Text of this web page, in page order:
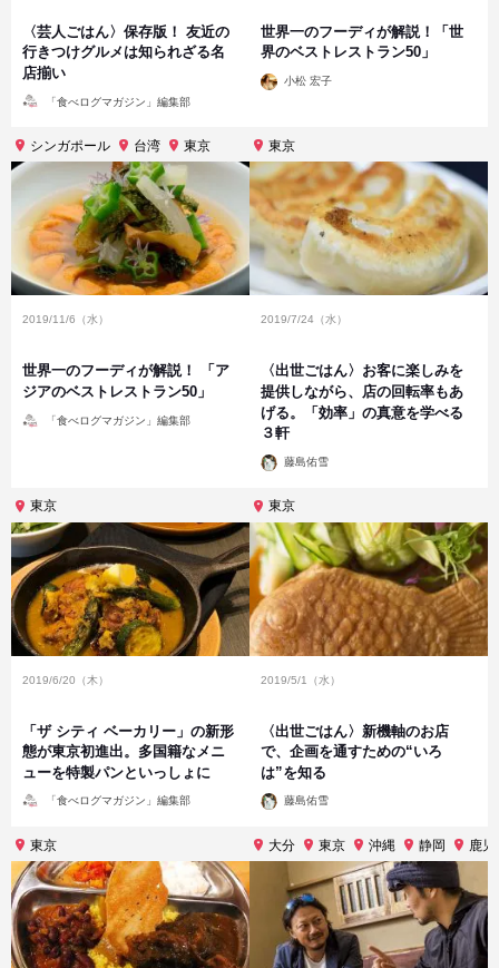
〈芸人ごはん〉保存版！ 友近の
行きつけグルメは知られざる名
店揃い
「食べログマガジン」編集部
世界一のフーディが解説！「世
界のベストレストラン50」
投
稿
小松 宏子
シンガポール 台湾 東京
2019/11/6（水）
世界一のフーディが解説！ 「ア
ジアのベストレストラン50」
「食べログマガジン」編集部
東京
2019/7/24（水）
〈出世ごはん〉お客に楽しみを
提供しながら、店の回転率もあ
げる。「効率」の真意を学べる
３軒
投
稿
藤島佑雪
東京
2019/6/20（木）
「ザ シティ ベーカリー」の新形
態が東京初進出。多国籍なメニ
ューを特製パンといっしょに
「食べログマガジン」編集部
東京
2019/5/1（水）
〈出世ごはん〉新機軸のお店
で、企画を通すための“いろ
は”を知る
投
稿
藤島佑雪
東京 大分 東京 沖縄 静岡 鹿児